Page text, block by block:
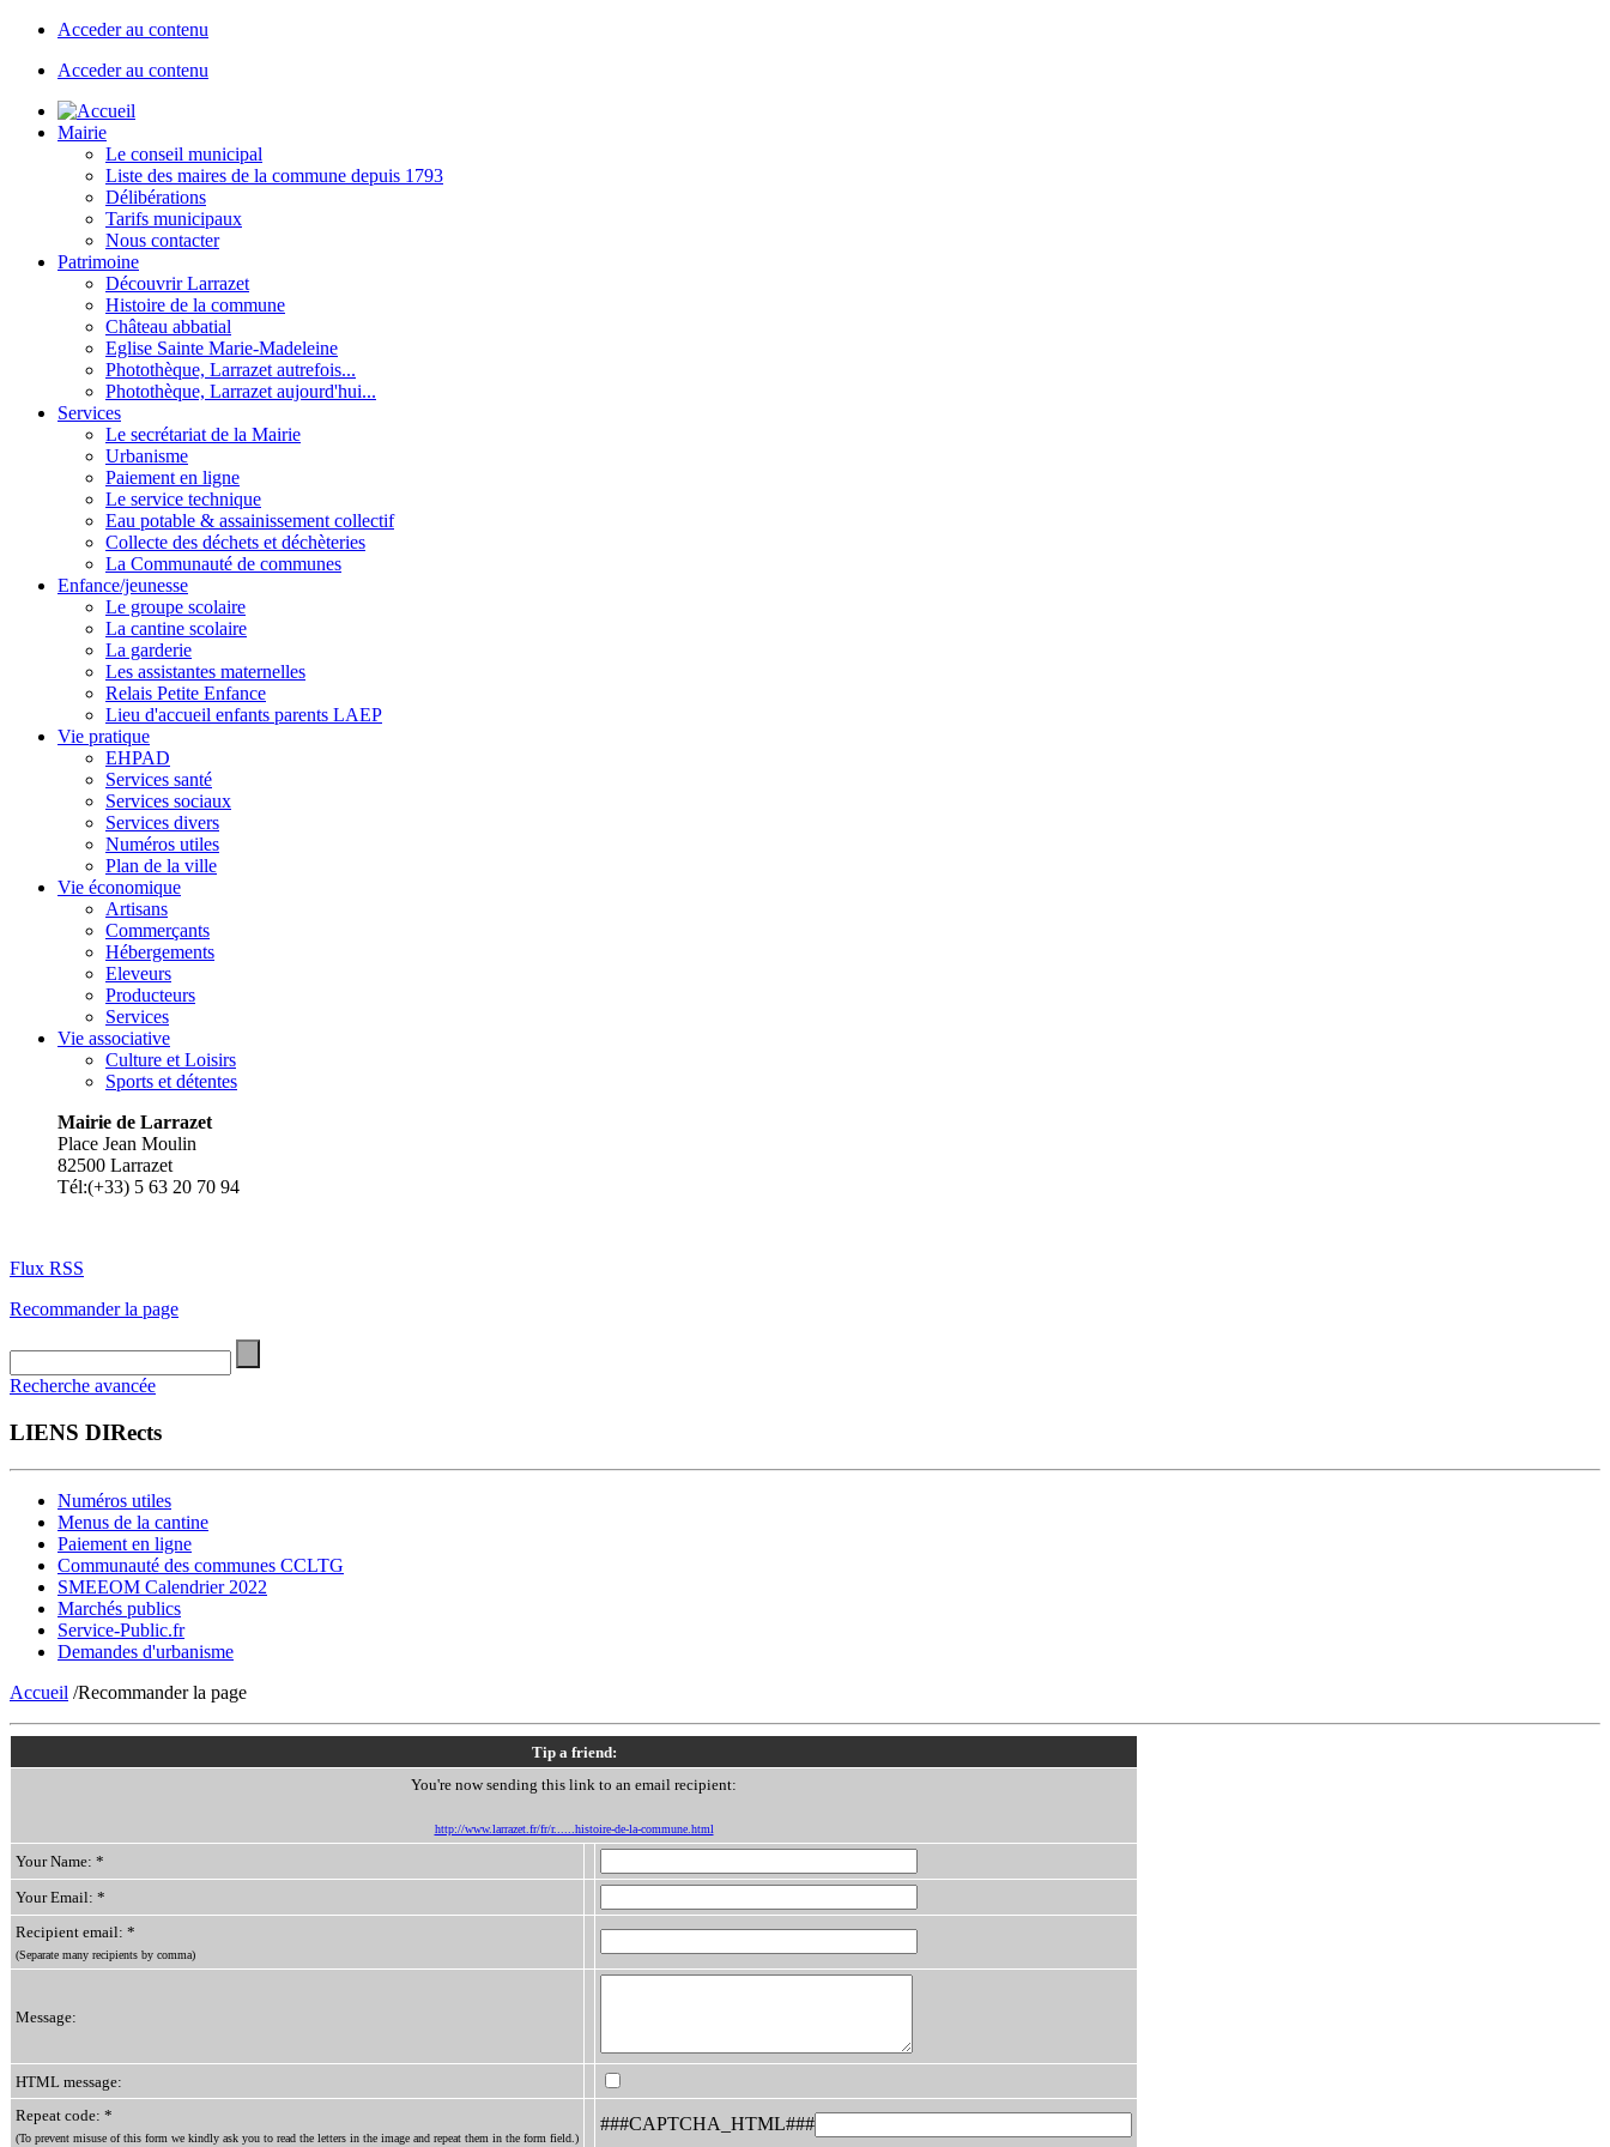
Acceder au contenu
Acceder au contenu
Mairie
Le conseil municipal
Liste des maires de la commune depuis 1793
Délibérations
Tarifs municipaux
Nous contacter
Patrimoine
Découvrir Larrazet
Histoire de la commune
Château abbatial
Eglise Sainte Marie-Madeleine
Photothèque, Larrazet autrefois...
Photothèque, Larrazet aujourd'hui...
Services
Le secrétariat de la Mairie
Urbanisme
Paiement en ligne
Le service technique
Eau potable & assainissement collectif
Collecte des déchets et déchèteries
La Communauté de communes
Enfance/jeunesse
Le groupe scolaire
La cantine scolaire
La garderie
Les assistantes maternelles
Relais Petite Enfance
Lieu d'accueil enfants parents LAEP
Vie pratique
EHPAD
Services santé
Services sociaux
Services divers
Numéros utiles
Plan de la ville
Vie économique
Artisans
Commerçants
Hébergements
Eleveurs
Producteurs
Services
Vie associative
Culture et Loisirs
Sports et détentes
Mairie de Larrazet
Place Jean Moulin
82500 Larrazet
Tél:(+33) 5 63 20 70 94
Flux RSS
Recommander la page
Recherche avancée
LIENS DIRects
Numéros utiles
Menus de la cantine
Paiement en ligne
Communauté des communes CCLTG
SMEEOM Calendrier 2022
Marchés publics
Service-Public.fr
Demandes d'urbanisme
Accueil /Recommander la page
Tip a friend:
You're now sending this link to an email recipient:
http://www.larrazet.fr/fr/r......histoire-de-la-commune.html
Your Name: *
Your Email: *
Recipient email: *
(Separate many recipients by comma)
Message:
HTML message:
Repeat code: *
(To prevent misuse of this form we kindly ask you to read the letters in the image and repeat them in the form field.)
###CAPTCHA_HTML###